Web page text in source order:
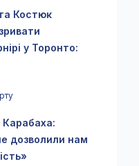
Костюк
у Торонто:
Карабаха:
дозволили нам